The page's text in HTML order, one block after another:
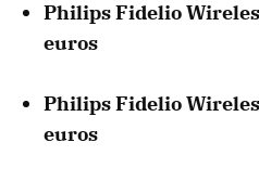
Philips Fidelio
euros
Philips Fidelio
euros